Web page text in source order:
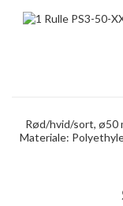
Rød/hvid/sort, ø50
Materiale: